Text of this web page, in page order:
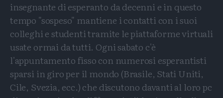
insegnante di esperanto da decenni e in questo
tempo "sospeso" mantiene i contatti con i suoi
colleghi e studenti tramite le piattaforme virtuali
usate ormai da tutti. Ogni sabato c'è
l'appuntamento fisso con numerosi esperantisti
sparsi in giro per il mondo (Brasile, Stati Uniti,
Cile, Svezia, ecc.) che discutono davanti al loro pc